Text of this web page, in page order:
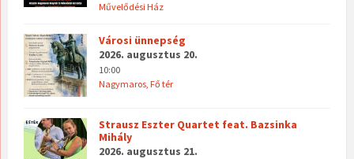
Művelődési Ház
Városi ünnepség
2026. augusztus 20.
10:00
Nagymaros, Fő tér
Strausz Eszter Quartet feat. Bazsinka
Mihály
2026. augusztus 21.